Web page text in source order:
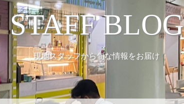
STAFF BLOG
現地スタッフから旬な情報をお届け